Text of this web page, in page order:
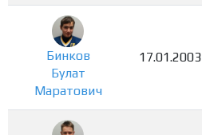
Бинков
Булат
Маратович
17.01.2003